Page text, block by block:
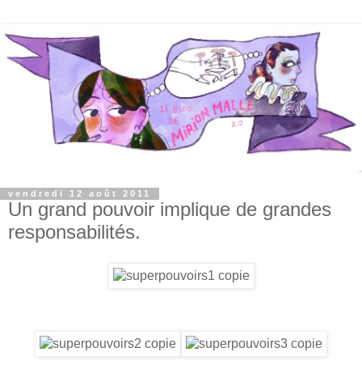
vendredi 12 août 2011
Un grand pouvoir implique de grandes
responsabilités.